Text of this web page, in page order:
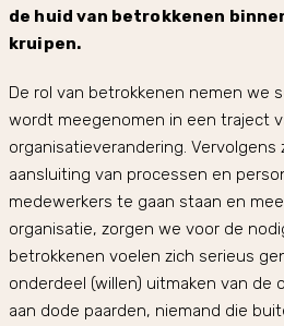
de huid van betrokkenen
kruipen.
De rol van betrokkenen nemen we
wordt meegenomen in een traject
organisatieverandering. Vervolgens
aansluiting van processen en
medewerkers te gaan staan en
organisatie, zorgen we voor de
betrokkenen voelen zich serieus
onderdeel (willen) uitmaken van de
aan dode paarden, niemand die